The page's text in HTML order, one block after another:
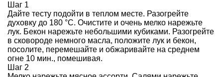
Шаг 1
Дайте тесту подойти в теплом месте. Разогрейте
духовку до 180 °С. Очистите и очень мелко нарежьте
лук. Бекон нарежьте небольшими кубиками. Разогрейте
в сковороде немного масла, положите лук и бекон,
посолите, перемешайте и обжаривайте на среднем
огне 10 мин., помешивая.
Шаг 2